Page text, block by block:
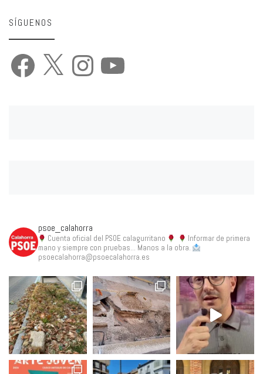
SÍGUENOS
Facebook Instagram YouTube
psoe_calahorra
Cuenta oficial del PSOE calagurritano
Informar de primera
mano y siempre con pruebas... Manos a la obra.
psoecalahorra@psoecalahorra.es